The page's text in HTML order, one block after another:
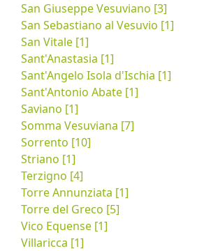
San Giuseppe Vesuviano [3]
San Sebastiano al Vesuvio [1]
San Vitale [1]
Sant'Anastasia [1]
Sant'Angelo Isola d'Ischia [1]
Sant'Antonio Abate [1]
Saviano [1]
Somma Vesuviana [7]
Sorrento [10]
Striano [1]
Terzigno [4]
Torre Annunziata [1]
Torre del Greco [5]
Vico Equense [1]
Villaricca [1]